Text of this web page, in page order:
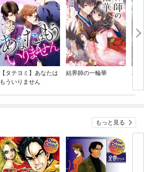
【タテヨミ】あなたは
もういりません
結界師の一輪華
バ
今
もっと見る